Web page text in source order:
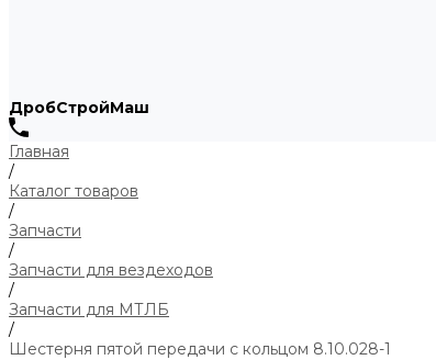
ДробСтройМаш
Главная
/
Каталог товаров
/
Запчасти
/
Запчасти для вездеходов
/
Запчасти для МТЛБ
/
Шестерня пятой передачи с кольцом 8.10.028-1